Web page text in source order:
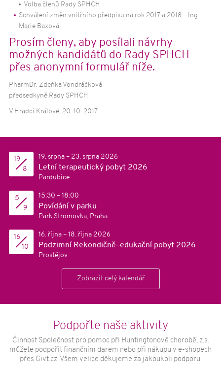
Volba členů Rady SPHCH
Schválení změn vnitřního předpisu na rok 2017 a 2018 – Ing.
Marie Baxová
Prosím členy, aby posílali návrhy
možných kandidátů do Rady SPHCH
přes anonymní formulář níže.
PharmDr. Zdeňka Vondráčková
předsedkyně Rady SPHCH
V Hradci Králové, 20. 10. 2017
Formy HCH
Příznaky HCH
Genetické testování HCH
Aktivity
Terapeutický pobyt pro pacienty s HCH
Domácí cvičení nejen pro pacienty s HCH
Zpravodaj Archa
Další publikace
Půjčovna zdravotních pomůcek
Vzdělávání a osvěta
Spolupracující poskytovatelé sociálních
služeb
Dotazník
Aktuality 322
Život s HCH
Multidisciplinární tým
Půjčovna ZP a poradny
19
8
19. srpna – 23. srpna 2026
Letní terapeutický pobyt 2026
Pardubice
5
9
15:30 – 18:00
Povídání v parku
Park Stromovka, Praha
16
10
16. října – 18. října 2026
Podzimní Rekondičně–edukační pobyt 2026
Prostějov
Zobrazit celý kalendář
Podpořte naše aktivity
Činnost Společnost pro pomoc při Huntingtonově chorobě, z.s.
můžete podpořit finančním darem nebo při nákupu v e-shopech
přes Givt.cz. Všem velice děkujeme za jakoukoli podporu.